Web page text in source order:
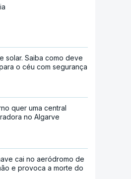
solar. Saiba como deve
o céu com segurança
quer uma central
no Algarve
cai no aeródromo de
e provoca a morte do